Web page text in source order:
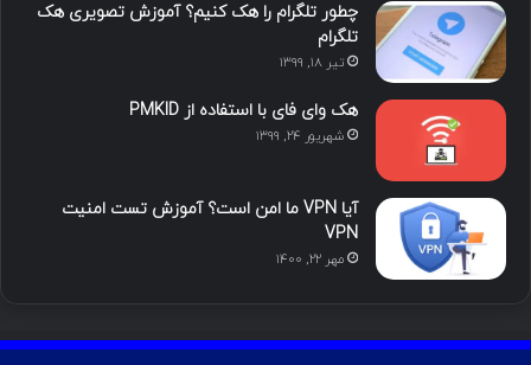
ا
چطور تلگرام را هک کنیم؟ آموزش تصویری هک
تلگرام
تیر ۱۸, ۱۳۹۹
هک وای فای با استفاده از PMKID
شهریور ۲۴, ۱۳۹۹
آیا VPN ما امن است؟ آموزش تست امنیت
VPN
مهر ۲۲, ۱۴۰۰